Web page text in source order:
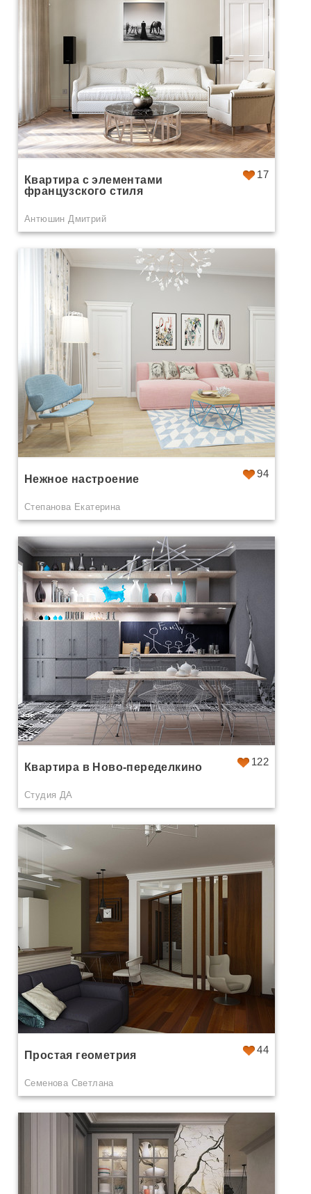
17
Квартира с элементами
французского стиля
Антюшин Дмитрий
94
Нежное настроение
Степанова Екатерина
122
Квартира в Ново-переделкино
Студия ДА
44
Простая геометрия
Семенова Светлана